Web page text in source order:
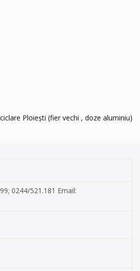
Ploiești (fier vechi , doze aluminiu)
0244/521.181 Email: